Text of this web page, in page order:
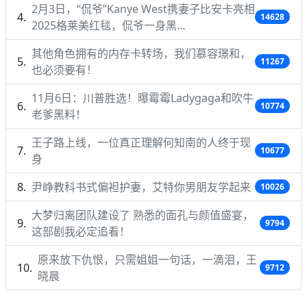
2月3日，“侃爷”Kanye West携妻子比安卡亮相
2025格莱美红毯，侃爷一身黑…
14628
其他角色拥有的内存卡转场，我们慕容璟和，
也必须要有！
11267
11月6日：川普胜选！曝霉霉Ladygaga和吹牛
老爹黑料！
10774
王子路上线，一位真正理解何知南的人终于现
身
10677
尹峥教科书式偏袒护妻，艾特你男朋友学起来 10026
大梦归离团队建设了 熟悉的面孔与颜值盛宴，
这部剧我必定追看！
9794
原来放下仇恨，只需姐姐一句话，一滴泪，王
晓晨
9712